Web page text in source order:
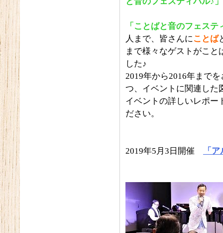
「ことばと音のフェステ
人まで、皆さんにことば
まで様々なゲストがこ
した♪
2019年から2016年まで
つ、イベントに関連した
イベントの詳しいレポー
ださい。
2019年5月3日開催 「